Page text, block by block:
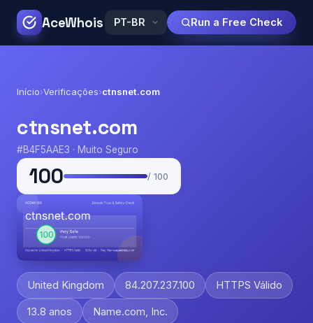
AceWhois Run a Free Check
Início›Verificações›ctnsnet.com
ctnsnet.com
#B4F5AAE3 · Muito Seguro
100 / 100
United Kingdom 84.207.237.100 HTTPS Válido
13.8 anos Name.com, Inc.